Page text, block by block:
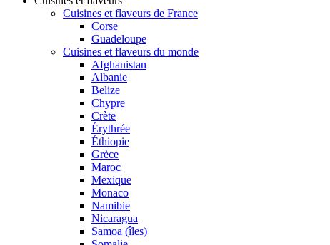
Cuisines et flaveurs de France
Corse
Guadeloupe
Cuisines et flaveurs du monde
Afghanistan
Albanie
Belize
Chypre
Crète
Érythrée
Éthiopie
Grèce
Maroc
Mexique
Monaco
Namibie
Nicaragua
Samoa (îles)